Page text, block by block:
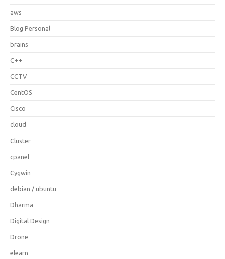
aws
Blog Personal
brains
C++
CCTV
CentOS
Cisco
cloud
Cluster
cpanel
Cygwin
debian / ubuntu
Dharma
Digital Design
Drone
elearn